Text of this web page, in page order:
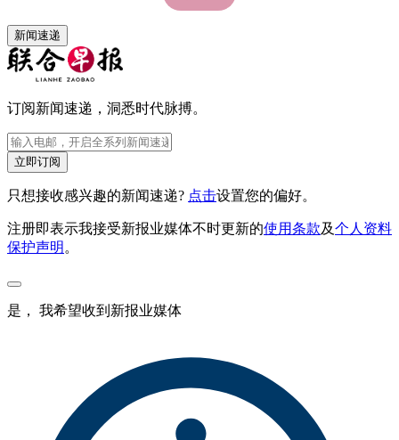
新闻速递
订阅新闻速递，洞悉时代脉搏。
立即订阅
只想接收感兴趣的新闻速递? 点击设置您的偏好。
注册即表示我接受新报业媒体不时更新的使用条款及个人资料
保护声明 。
是， 我希望收到新报业媒体